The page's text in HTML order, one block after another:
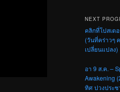
NEXT
คลิกที่โปสเต
(วันที่คร่าวๆ
เปลี่ยนแปลง)
อา 9 ส.ค. –
Awakening
ทิศ ปวงประ